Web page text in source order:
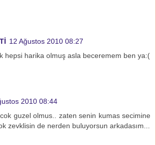
12 Ağustos 2010 08:27
hepsi harika olmuş asla beceremem ben ya:(
2010 08:44
guzel olmus.. zaten senin kumas secimine
zevklisin de nerden buluyorsun arkadasım...